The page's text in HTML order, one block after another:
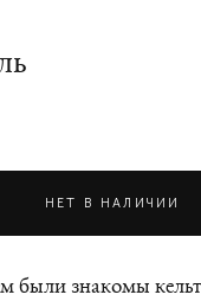
НЕТ В НАЛИЧИИ
были знакомы